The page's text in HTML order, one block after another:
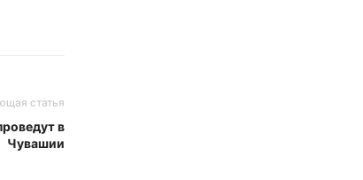
статья
в
Чувашии